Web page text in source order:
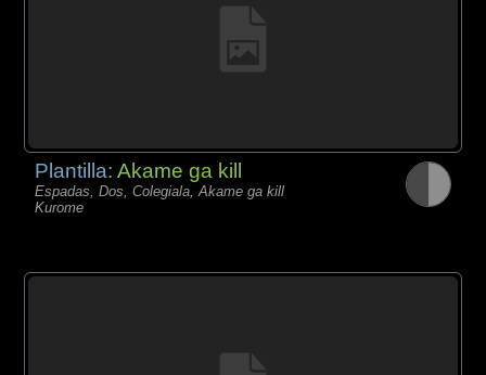
Plantilla:Akame ga kill
Espadas, Dos, Colegiala, Akame ga kill
Kurome